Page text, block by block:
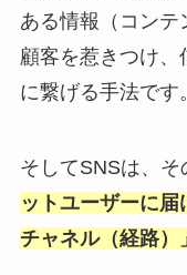
ある情報（コンテ
顧客を惹きつけ、
に繋げる手法です。
そしてSNSは、そ
ットユーザーに
チャネル（経路）